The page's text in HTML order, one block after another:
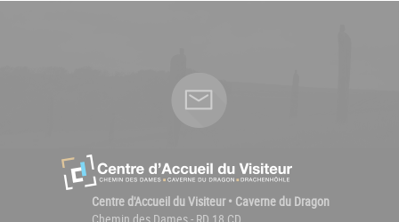
Centre d'Accueil du Visiteur • Caverne du Dragon